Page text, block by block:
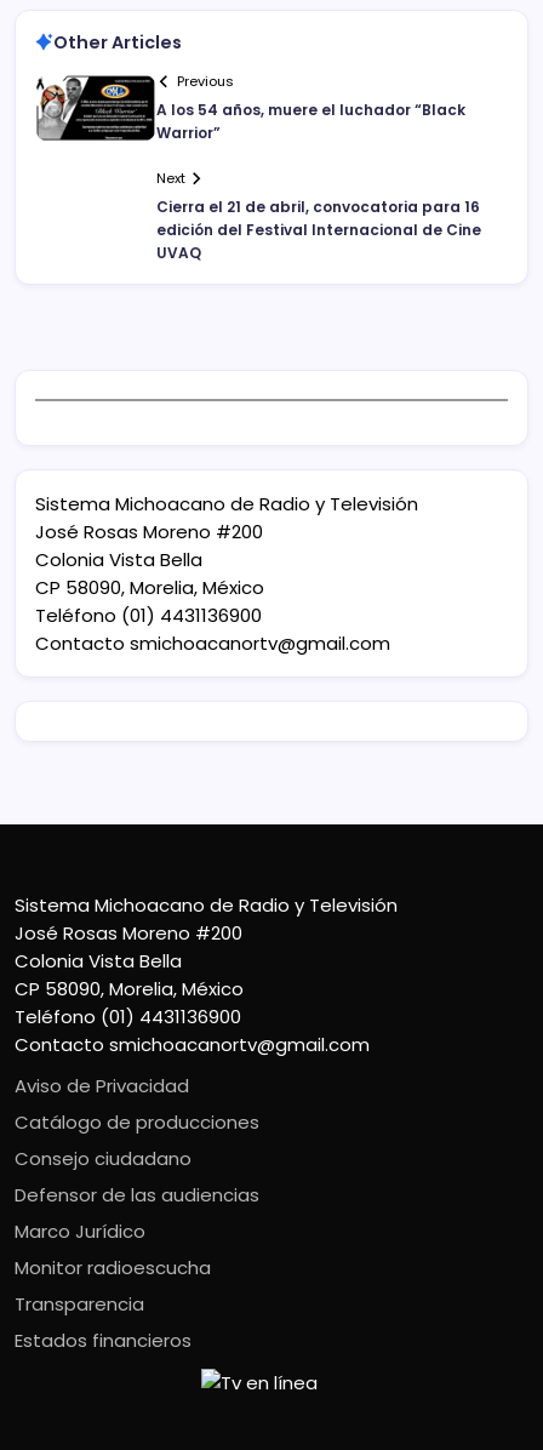
Other Articles
Previous
A los 54 años, muere el luchador “Black
Warrior”
Next
Cierra el 21 de abril, convocatoria para 16
edición del Festival Internacional de Cine
UVAQ
Sistema Michoacano de Radio y Televisión
José Rosas Moreno #200
Colonia Vista Bella
CP 58090, Morelia, México
Teléfono (01) 4431136900
Contacto smichoacanortv@gmail.com
Sistema Michoacano de Radio y Televisión
José Rosas Moreno #200
Colonia Vista Bella
CP 58090, Morelia, México
Teléfono (01) 4431136900
Contacto smichoacanortv@gmail.com
Aviso de Privacidad
Catálogo de producciones
Consejo ciudadano
Defensor de las audiencias
Marco Jurídico
Monitor radioescucha
Transparencia
Estados financieros